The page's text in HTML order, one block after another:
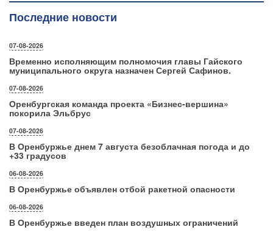
Последние новости
07-08-2026
Временно исполняющим полномочия главы Гайского
муниципального округа назначен Сергей Сафинов.
07-08-2026
Оренбургская команда проекта «Бизнес‑вершина»
покорила Эльбрус
07-08-2026
В Оренбуржье днем 7 августа безоблачная погода и до
+33 градусов
06-08-2026
В Оренбуржье объявлен отбой ракетной опасности
06-08-2026
В Оренбуржье введен план воздушных ограничений